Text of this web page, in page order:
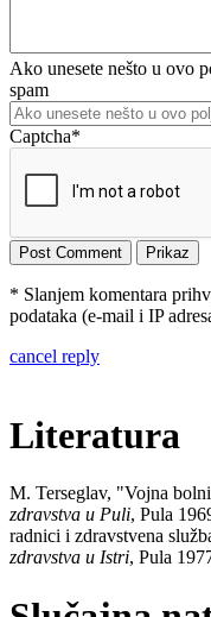
Ako unesete nešto u ovo
spam
Captcha*
* Slanjem komentara
podataka (e-mail i IP
cancel reply
Literatura
M. Terseglav, "Vojna
zdravstva u Puli, Pula
radnici i zdravstvena
zdravstva u Istri, Pula